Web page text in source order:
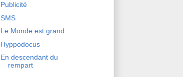
Publicité
SMS
Le Monde est grand
Hyppodocus
En descendant du
rempart